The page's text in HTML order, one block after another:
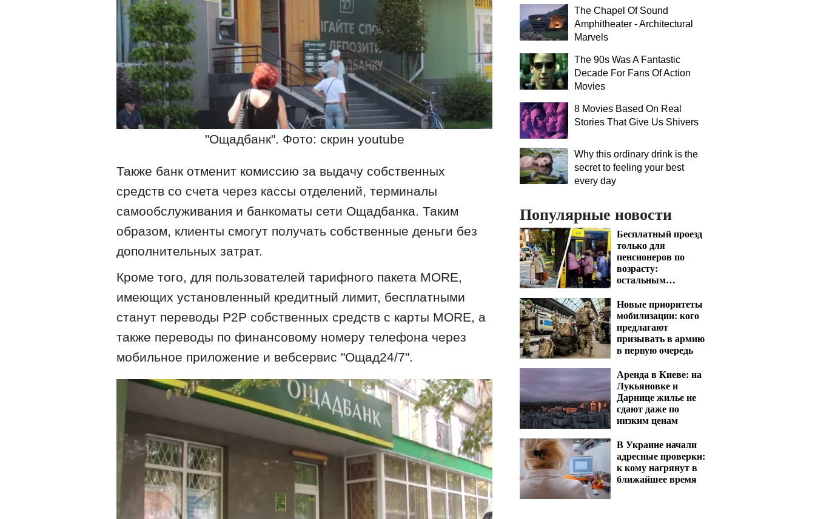
"Ощадбанк". Фото: скрин youtube
Также банк отменит комиссию за выдачу собственных
средств со счета через кассы отделений, терминалы
самообслуживания и банкоматы сети Ощадбанка. Таким
образом, клиенты смогут получать собственные деньги без
дополнительных затрат.
Кроме того, для пользователей тарифного пакета MORE,
имеющих установленный кредитный лимит, бесплатными
станут переводы Р2Р собственных средств с карты MORE, а
также переводы по финансовому номеру телефона через
мобильное приложение и вебсервис "Ощад24/7".
The Chapel Of Sound
Amphitheater - Architectural
Marvels
The 90s Was A Fantastic
Decade For Fans Of Action
Movies
8 Movies Based On Real
Stories That Give Us Shivers
Why this ordinary drink is the
secret to feeling your best
every day
Популярные новости
Бесплатный проезд
только для
пенсионеров по
возрасту:
остальным
несмотря на
удостоверение
Новые приоритеты
мобилизации: кого
предлагают
призывать в армию
в первую очередь
Аренда в Киеве: на
Лукьяновке и
Дарнице жилье не
сдают даже по
низким ценам
В Украине начали
адресные проверки:
к кому нагрянут в
ближайшее время